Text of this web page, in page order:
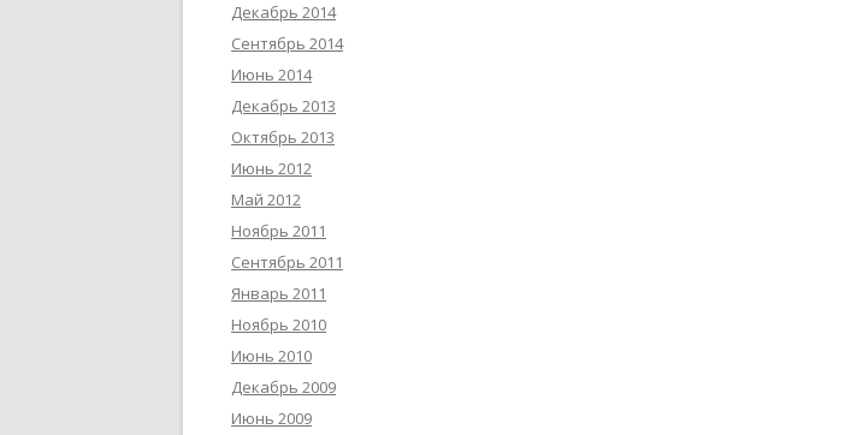
Декабрь 2014
Сентябрь 2014
Июнь 2014
Декабрь 2013
Октябрь 2013
Июнь 2012
Май 2012
Ноябрь 2011
Сентябрь 2011
Январь 2011
Ноябрь 2010
Июнь 2010
Декабрь 2009
Июнь 2009